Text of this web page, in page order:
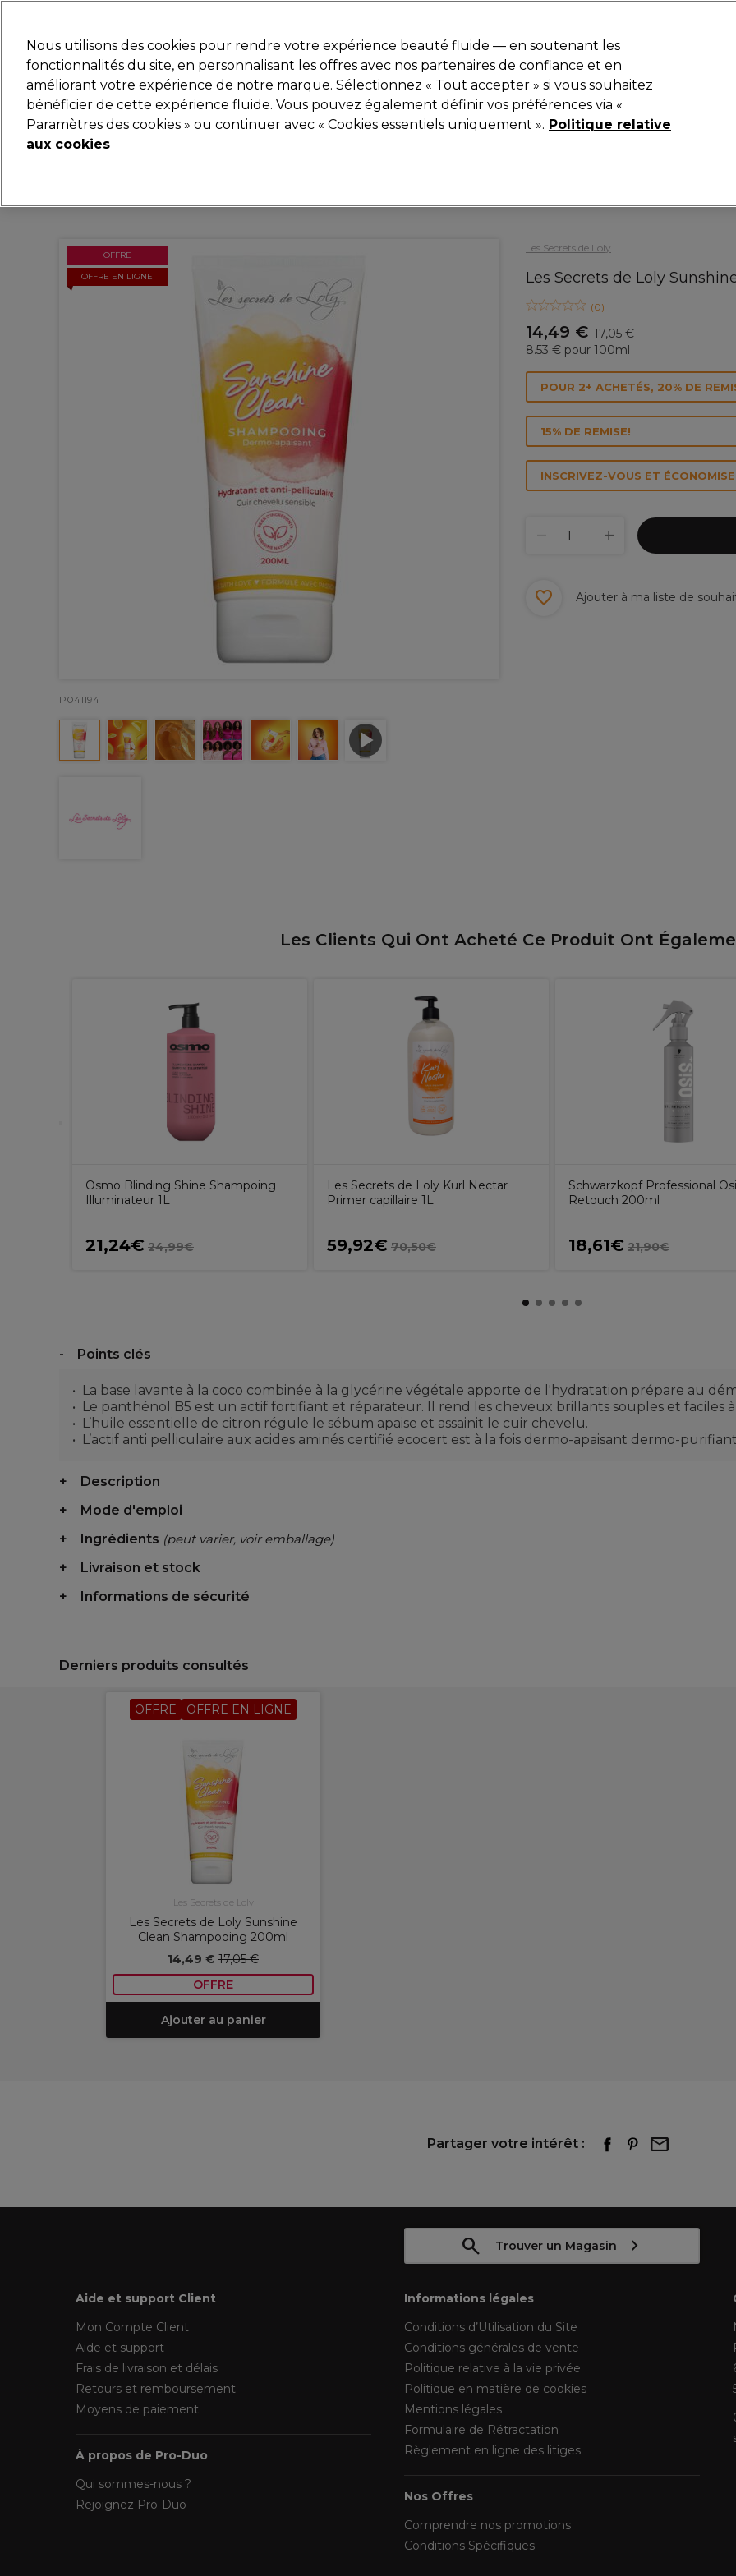
Rechercher
Marques Bons plans Coiffure Electro et Matériel Equipement de salon Beauté Hommes
Livraison et délais
Les Secrets de Loly
Les Secrets de Loly
(0)
14,49 € 17,05 €
8.53 € pour 100ml
OFFRE
OFFRE EN LIGNE
P041194
POUR 2+ ACHETÉS, 20% DE
15% DE REMISE!
INSCRIVEZ-VOUS ET
Ajouter à ma liste de
Les Clients Qui Ont Acheté Ce Produit Ont
Osmo Blinding Shine Shampoing
Illuminateur 1L
21,24€ 24,99€
Les Secrets de Loly Kurl Nectar
Primer capillaire 1L
59,92€ 70,50€
Schwarzkopf Professional
Retouch 200ml
18,61€ 21,90€
Points clés
La base lavante à la coco combinée à la glycérine végétale apporte de l'hydratation prépare au
Le panthénol B5 est un actif fortifiant et réparateur. Il rend les cheveux brillants souples et faciles
L’huile essentielle de citron régule le sébum apaise et assainit le cuir chevelu.
L’actif anti pelliculaire aux acides aminés certifié ecocert est à la fois dermo-apaisant dermo-
Description
Mode d'emploi
Ingrédients (peut varier, voir emballage)
Livraison et stock
Informations de sécurité
Derniers produits consultés
OFFRE OFFRE EN LIGNE
Les Secrets de Loly
Les Secrets de Loly Sunshine
Clean Shampooing 200ml
14,49 € 17,05 €
OFFRE
Ajouter au panier
Partager votre intérêt :
Trouver un Magasin
Aide et support Client
Mon Compte Client
Aide et support
Frais de livraison et délais
Retours et remboursement
Moyens de paiement
À propos de Pro-Duo
Qui sommes-nous ?
Rejoignez Pro-Duo
Informations légales
Conditions d’Utilisation du Site
Conditions générales de vente
Politique relative à la vie privée
Politique en matière de cookies
Mentions légales
Formulaire de Rétractation
Règlement en ligne des litiges
Nos Offres
Comprendre nos promotions
Conditions Spécifiques
Nous utilisons des cookies pour rendre votre expérience beauté fluide — en soutenant les
fonctionnalités du site, en personnalisant les offres avec nos partenaires de confiance et en
améliorant votre expérience de notre marque. Sélectionnez « Tout accepter » si vous souhaitez
bénéficier de cette expérience fluide. Vous pouvez également définir vos préférences via «
Paramètres des cookies » ou continuer avec « Cookies essentiels uniquement ». Politique relative
aux cookies